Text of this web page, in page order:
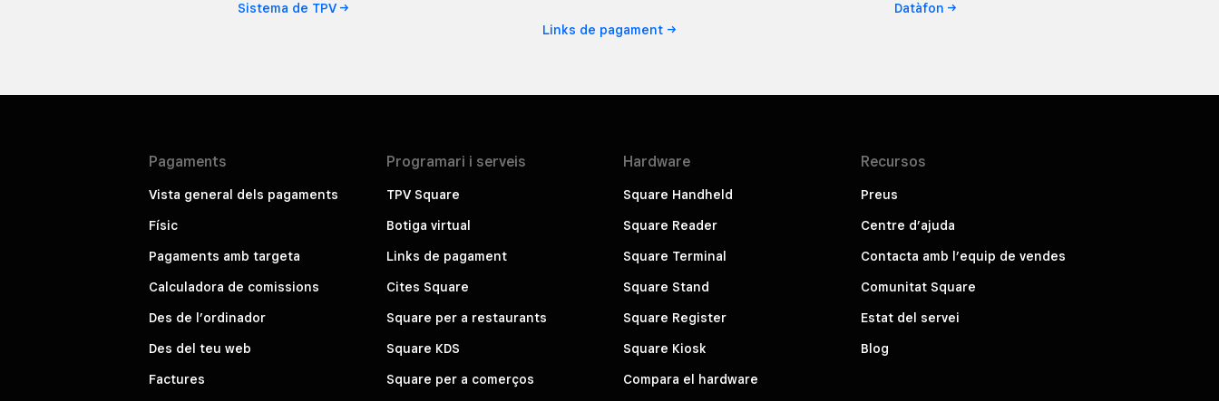
Sistema de TPV
Links de pagament
Datàfon
Pagaments
Vista general dels pagaments
Físic
Pagaments amb targeta
Calculadora de comissions
Des de l’ordinador
Des del teu web
Factures
Programari i serveis
TPV Square
Botiga virtual
Links de pagament
Cites Square
Square per a restaurants
Square KDS
Square per a comerços
Hardware
Square Handheld
Square Reader
Square Terminal
Square Stand
Square Register
Square Kiosk
Compara el hardware
Recursos
Preus
Centre d’ajuda
Contacta amb l’equip de vendes
Comunitat Square
Estat del servei
Blog